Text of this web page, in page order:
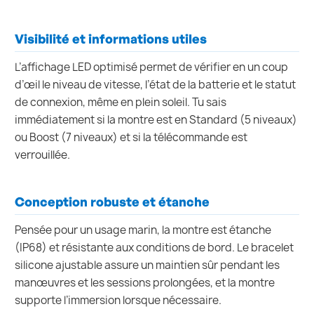
Visibilité et informations utiles
L’affichage LED optimisé permet de vérifier en un coup
d’œil le niveau de vitesse, l’état de la batterie et le statut
de connexion, même en plein soleil. Tu sais
immédiatement si la montre est en Standard (5 niveaux)
ou Boost (7 niveaux) et si la télécommande est
verrouillée.
Conception robuste et étanche
Pensée pour un usage marin, la montre est étanche
(IP68) et résistante aux conditions de bord. Le bracelet
silicone ajustable assure un maintien sûr pendant les
manœuvres et les sessions prolongées, et la montre
supporte l’immersion lorsque nécessaire.